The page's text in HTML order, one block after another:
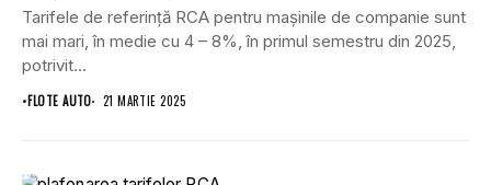
Tarifele de referință RCA pentru mașinile de companie sunt
mai mari, în medie cu 4 – 8%, în primul semestru din 2025,
potrivit...
•FLOTE AUTO 21 MARTIE 2025